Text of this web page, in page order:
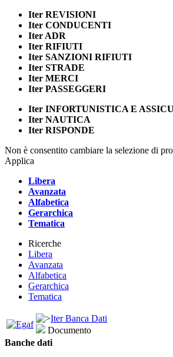
Iter REVISIONI
Iter CONDUCENTI
Iter ADR
Iter RIFIUTI
Iter SANZIONI RIFIUTI
Iter STRADE
Iter MERCI
Iter PASSEGGERI
Iter INFORTUNISTICA E
Iter NAUTICA
Iter RISPONDE
Non è consentito cambiare la selezione di
Applica
Libera
Avanzata
Alfabetica
Gerarchica
Tematica
Ricerche
Libera
Avanzata
Alfabetica
Gerarchica
Tematica
Iter Banca Dati
Documento
Banche dati